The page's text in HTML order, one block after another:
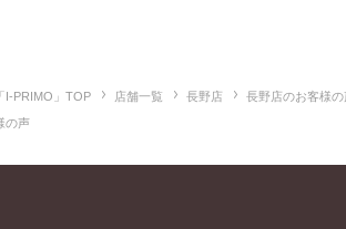
I-PRIMO」TOP 店舗一覧 長野店
長野店のお客様
の声